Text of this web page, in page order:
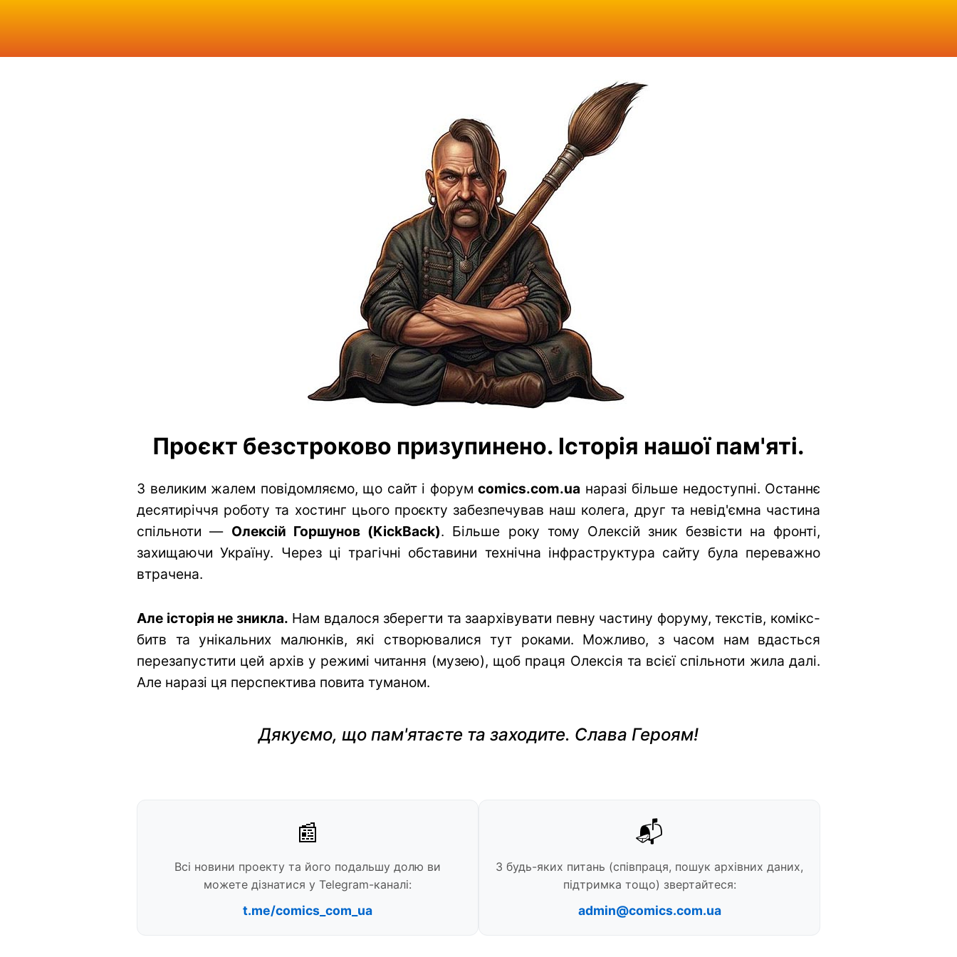
Проєкт безстроково призупинено. Історія нашої пам'яті.
З великим жалем повідомляємо, що сайт і форум comics.com.ua наразі більше недоступні. Останнє
десятиріччя роботу та хостинг цього проєкту забезпечував наш колега, друг та невід'ємна частина
спільноти — Олексій Горшунов (KickBack). Більше року тому Олексій зник безвісти на фронті,
захищаючи Україну. Через ці трагічні обставини технічна інфраструктура сайту була переважно
втрачена.
Але історія не зникла. Нам вдалося зберегти та заархівувати певну частину форуму, текстів, комікс-
битв та унікальних малюнків, які створювалися тут роками. Можливо, з часом нам вдасться
перезапустити цей архів у режимі читання (музею), щоб праця Олексія та всієї спільноти жила далі.
Але наразі ця перспектива повита туманом.
Дякуємо, що пам'ятаєте та заходите. Слава Героям!
📰
Всі новини проекту та його подальшу долю ви
можете дізнатися у Telegram-каналі:
t.me/comics_com_ua
📬
З будь-яких питань (співпраця, пошук архівних даних,
підтримка тощо) звертайтеся:
admin@comics.com.ua